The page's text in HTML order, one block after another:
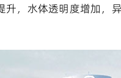
，水体透明度增加，